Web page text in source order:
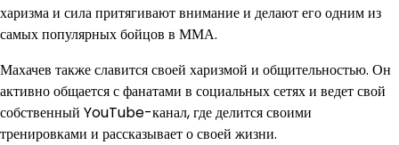
харизма и сила притягивают внимание и делают его одним из
самых популярных бойцов в ММА.
Махачев также славится своей харизмой и общительностью. Он
активно общается с фанатами в социальных сетях и ведет свой
собственный YouTube-канал, где делится своими
тренировками и рассказывает о своей жизни.